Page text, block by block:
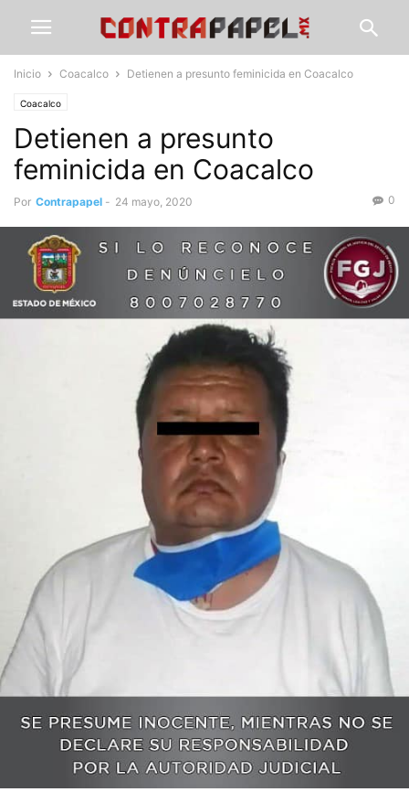
Inicio Coacalco Detienen a presunto feminicida en Coacalco
Coacalco
Detienen a presunto
feminicida en Coacalco
Por Contrapapel - 24 mayo, 2020 0